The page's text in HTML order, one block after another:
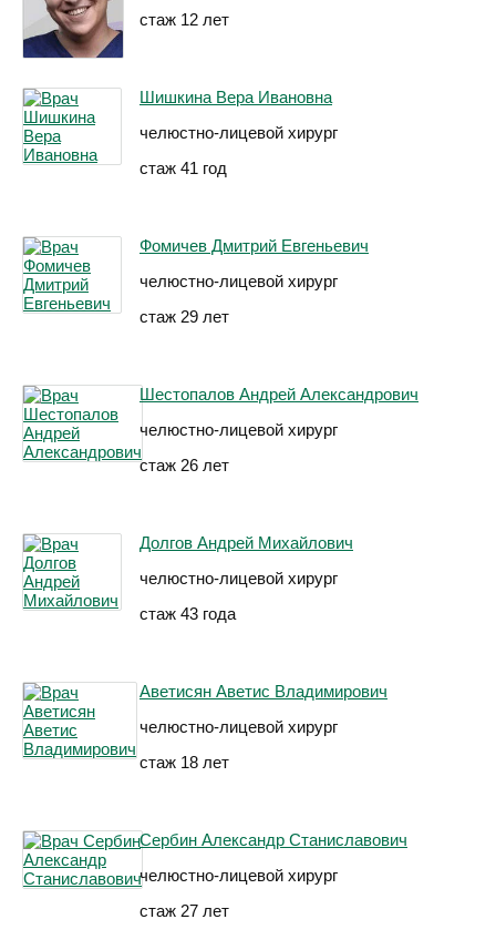
стаж 12 лет
Шишкина Вера Ивановна
челюстно-лицевой хирург
стаж 41 год
Фомичев Дмитрий Евгеньевич
челюстно-лицевой хирург
стаж 29 лет
Шестопалов Андрей Александрович
челюстно-лицевой хирург
стаж 26 лет
Долгов Андрей Михайлович
челюстно-лицевой хирург
стаж 43 года
Аветисян Аветис Владимирович
челюстно-лицевой хирург
стаж 18 лет
Сербин Александр Станиславович
челюстно-лицевой хирург
стаж 27 лет